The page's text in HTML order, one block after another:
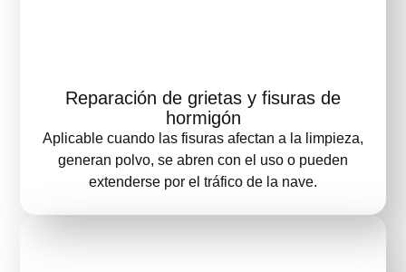
Reparación de grietas y fisuras de
hormigón
Aplicable cuando las fisuras afectan a la limpieza,
generan polvo, se abren con el uso o pueden
extenderse por el tráfico de la nave.